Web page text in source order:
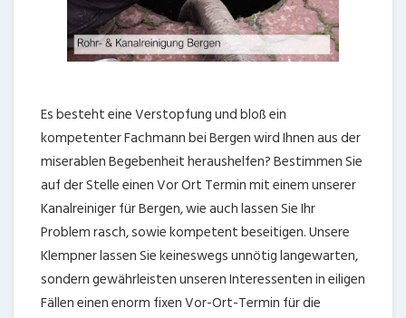
Es besteht eine Verstopfung und bloß ein
kompetenter Fachmann bei Bergen wird Ihnen aus der
miserablen Begebenheit heraushelfen? Bestimmen Sie
auf der Stelle einen Vor Ort Termin mit einem unserer
Kanalreiniger für Bergen, wie auch lassen Sie Ihr
Problem rasch, sowie kompetent beseitigen. Unsere
Klempner lassen Sie keineswegs unnötig langewarten,
sondern gewährleisten unseren Interessenten in eiligen
Fällen einen enorm fixen Vor-Ort-Termin für die